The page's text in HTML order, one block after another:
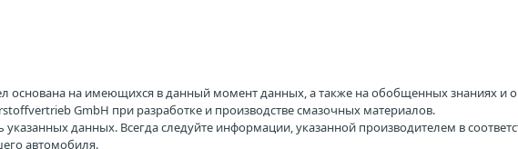
основана на имеющихся в данный момент данных, а также на обобщенных знаниях и
GmbH при разработке и производстве смазочных материалов.
данных. Всегда следуйте информации, указанной производителем в
автомобиля.